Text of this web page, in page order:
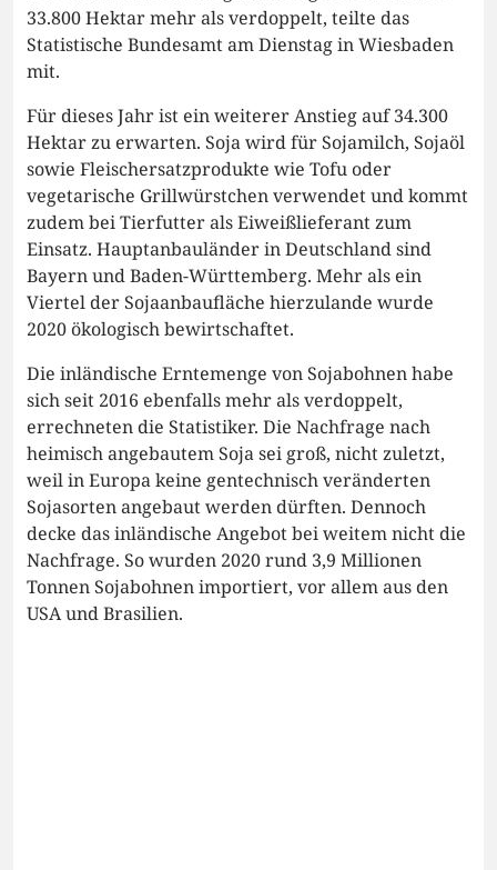
33.800 Hektar mehr als verdoppelt, teilte das
Statistische Bundesamt am Dienstag in Wiesbaden
mit.
Für dieses Jahr ist ein weiterer Anstieg auf 34.300
Hektar zu erwarten. Soja wird für Sojamilch, Sojaöl
sowie Fleischersatzprodukte wie Tofu oder
vegetarische Grillwürstchen verwendet und kommt
zudem bei Tierfutter als Eiweißlieferant zum
Einsatz. Hauptanbauländer in Deutschland sind
Bayern und Baden-Württemberg. Mehr als ein
Viertel der Sojaanbaufläche hierzulande wurde
2020 ökologisch bewirtschaftet.
Die inländische Erntemenge von Sojabohnen habe
sich seit 2016 ebenfalls mehr als verdoppelt,
errechneten die Statistiker. Die Nachfrage nach
heimisch angebautem Soja sei groß, nicht zuletzt,
weil in Europa keine gentechnisch veränderten
Sojasorten angebaut werden dürften. Dennoch
decke das inländische Angebot bei weitem nicht die
Nachfrage. So wurden 2020 rund 3,9 Millionen
Tonnen Sojabohnen importiert, vor allem aus den
USA und Brasilien.